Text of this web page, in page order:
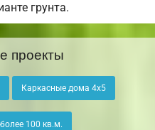
грунта.
проекты
Каркасные дома 4х5
100 кв.м.